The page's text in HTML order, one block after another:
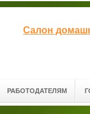
Салон
РАБОТОДАТЕЛЯМ